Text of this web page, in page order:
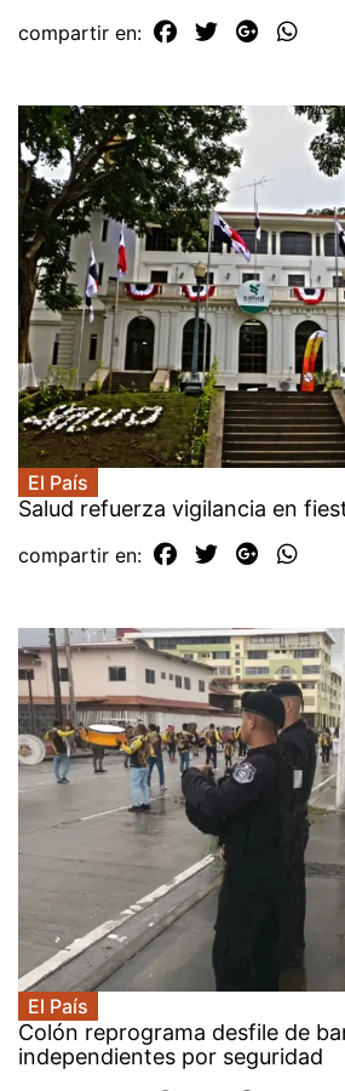
compartir en:
El País
Salud refuerza vigilancia en
compartir en:
El País
Colón reprograma desfile de
independientes por seguridad